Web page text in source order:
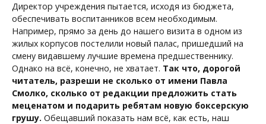
Директор учреждения пытается, исходя из бюджета,
обеспечивать воспитанников всем необходимым.
Например, прямо за день до нашего визита в одном из
жилых корпусов постелили новый палас, пришедший на
смену видавшему лучшие времена предшественнику.
Однако на всё, конечно, не хватает. Так что, дорогой
читатель, разреши не сколько от имени Павла
Смолко, сколько от редакции предложить стать
меценатом и подарить ребятам новую боксерскую
грушу. Обещавший показать нам всё, как есть, наш